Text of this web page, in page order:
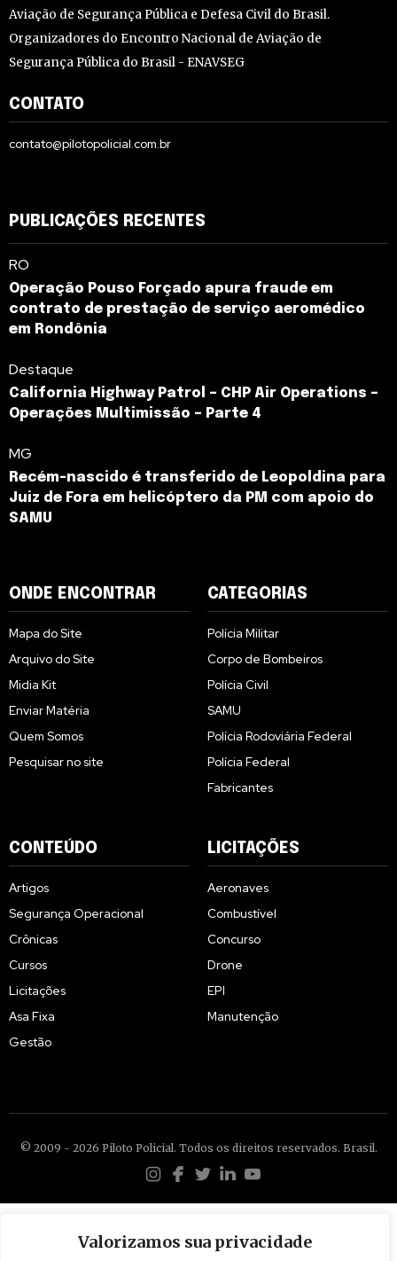
Valorizamos sua privacidade
Aviação de Segurança Pública e Defesa Civil do Brasil.
Organizadores do Encontro Nacional de Aviação de
Segurança Pública do Brasil - ENAVSEG
CONTATO
contato@pilotopolicial.com.br
PUBLICAÇÕES RECENTES
RO
Operação Pouso Forçado apura fraude em
contrato de prestação de serviço aeromédico
em Rondônia
Destaque
California Highway Patrol – CHP Air Operations –
Operações Multimissão – Parte 4
MG
Recém-nascido é transferido de Leopoldina para
Juiz de Fora em helicóptero da PM com apoio do
SAMU
ONDE ENCONTRAR
Mapa do Site
Arquivo do Site
Midia Kit
Enviar Matéria
Quem Somos
Pesquisar no site
CATEGORIAS
Polícia Militar
Corpo de Bombeiros
Polícia Civil
SAMU
Polícia Rodoviária Federal
Polícia Federal
Fabricantes
CONTEÚDO
Artigos
Segurança Operacional
Crônicas
Cursos
Licitações
Asa Fixa
Gestão
LICITAÇÕES
Aeronaves
Combustível
Concurso
Drone
EPI
Manutenção
© 2009 - 2026 Piloto Policial. Todos os direitos reservados. Brasil.